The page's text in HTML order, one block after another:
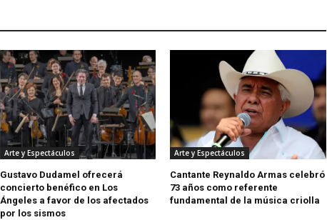
Arte y Espectáculos
Gustavo Dudamel ofrecerá
concierto benéfico en Los
Ángeles a favor de los afectados
por los sismos
Arte y Espectáculos
Cantante Reynaldo Armas celebró
73 años como referente
fundamental de la música criolla